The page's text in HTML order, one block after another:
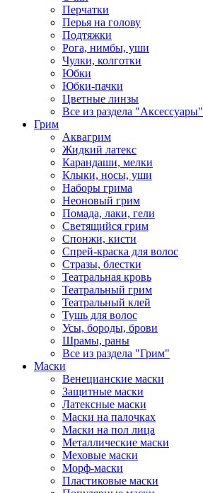
Перчатки
Перья на голову
Подтяжки
Рога, нимбы, уши
Чулки, колготки
Юбки
Юбки-пачки
Цветные линзы
Все из раздела "Аксессуары"
Грим
Аквагрим
Жидкий латекс
Карандаши, мелки
Клыки, носы, уши
Наборы грима
Неоновый грим
Помада, лаки, гели
Светящийся грим
Спонжи, кисти
Спрей-краска для волос
Стразы, блестки
Театральная кровь
Театральный грим
Театральный клей
Тушь для волос
Усы, бороды, брови
Шрамы, раны
Все из раздела "Грим"
Маски
Венецианские маски
Защитные маски
Латексные маски
Маски на палочках
Маски на пол лица
Металлические маски
Меховые маски
Морф-маски
Пластиковые маски